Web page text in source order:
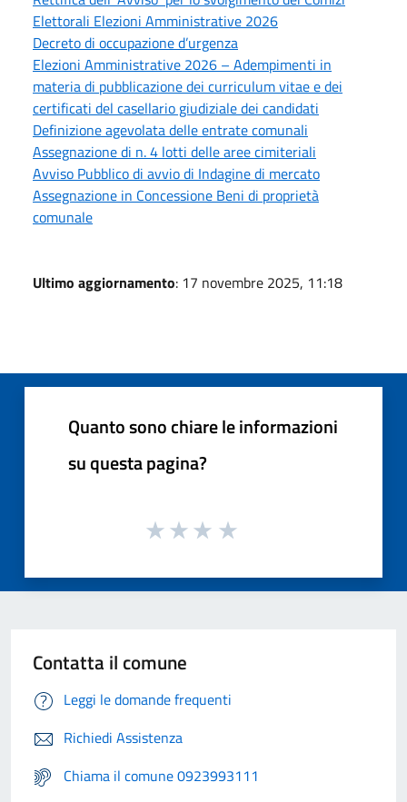
Elettorali Elezioni Amministrative 2026
Decreto di occupazione d’urgenza
Elezioni Amministrative 2026 – Adempimenti in
materia di pubblicazione dei curriculum vitae e dei
certificati del casellario giudiziale dei candidati
Definizione agevolata delle entrate comunali
Assegnazione di n. 4 lotti delle aree cimiteriali
Avviso Pubblico di avvio di Indagine di mercato
Assegnazione in Concessione Beni di proprietà
comunale
Ultimo aggiornamento: 17 novembre 2025, 11:18
Quanto sono chiare le informazioni
su questa pagina?
Contatta il comune
Leggi le domande frequenti
Richiedi Assistenza
Chiama il comune 0923993111